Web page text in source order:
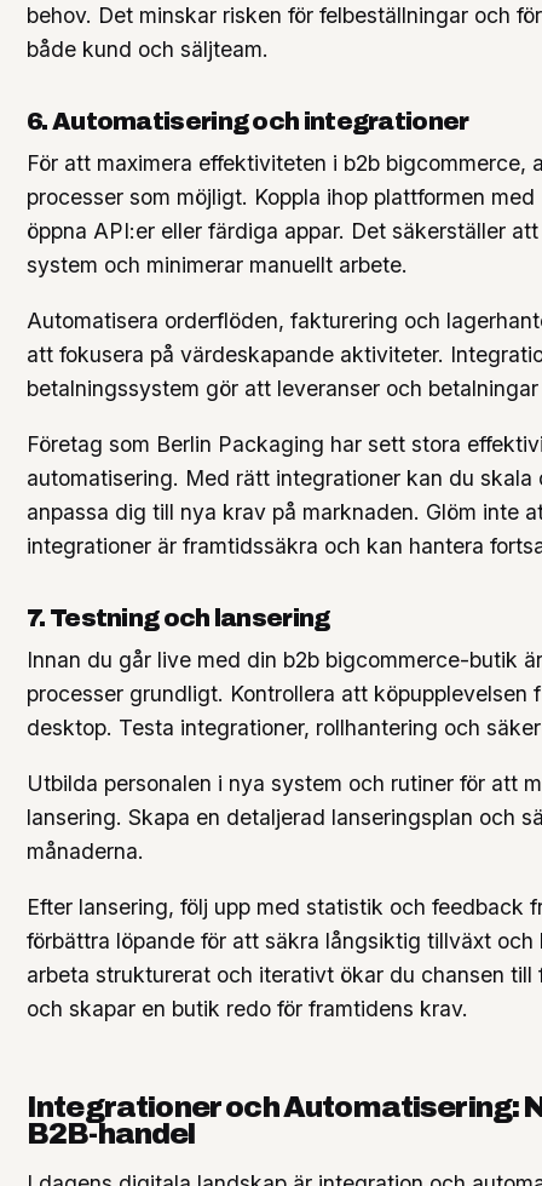
behov. Det minskar risken för felbeställningar och
både kund och säljteam.
6. Automatisering och integrationer
För att maximera effektiviteten i b2b bigcommerce,
processer som möjligt. Koppla ihop plattformen
öppna API:er eller färdiga appar. Det säkerställer
system och minimerar manuellt arbete.
Automatisera orderflöden, fakturering och
att fokusera på värdeskapande aktiviteter.
betalningssystem gör att leveranser och
Företag som Berlin Packaging har sett stora
automatisering. Med rätt integrationer kan du
anpassa dig till nya krav på marknaden. Glöm inte
integrationer är framtidssäkra och kan hantera
7. Testning och lansering
Innan du går live med din b2b bigcommerce-butik
processer grundligt. Kontrollera att köpupplevelsen
desktop. Testa integrationer, rollhantering och
Utbilda personalen i nya system och rutiner för att
lansering. Skapa en detaljerad lanseringsplan och
månaderna.
Efter lansering, följ upp med statistik och feedback
förbättra löpande för att säkra långsiktig tillväxt
arbeta strukturerat och iterativt ökar du chansen
och skapar en butik redo för framtidens krav.
Integrationer och Automatisering:
B2B-handel